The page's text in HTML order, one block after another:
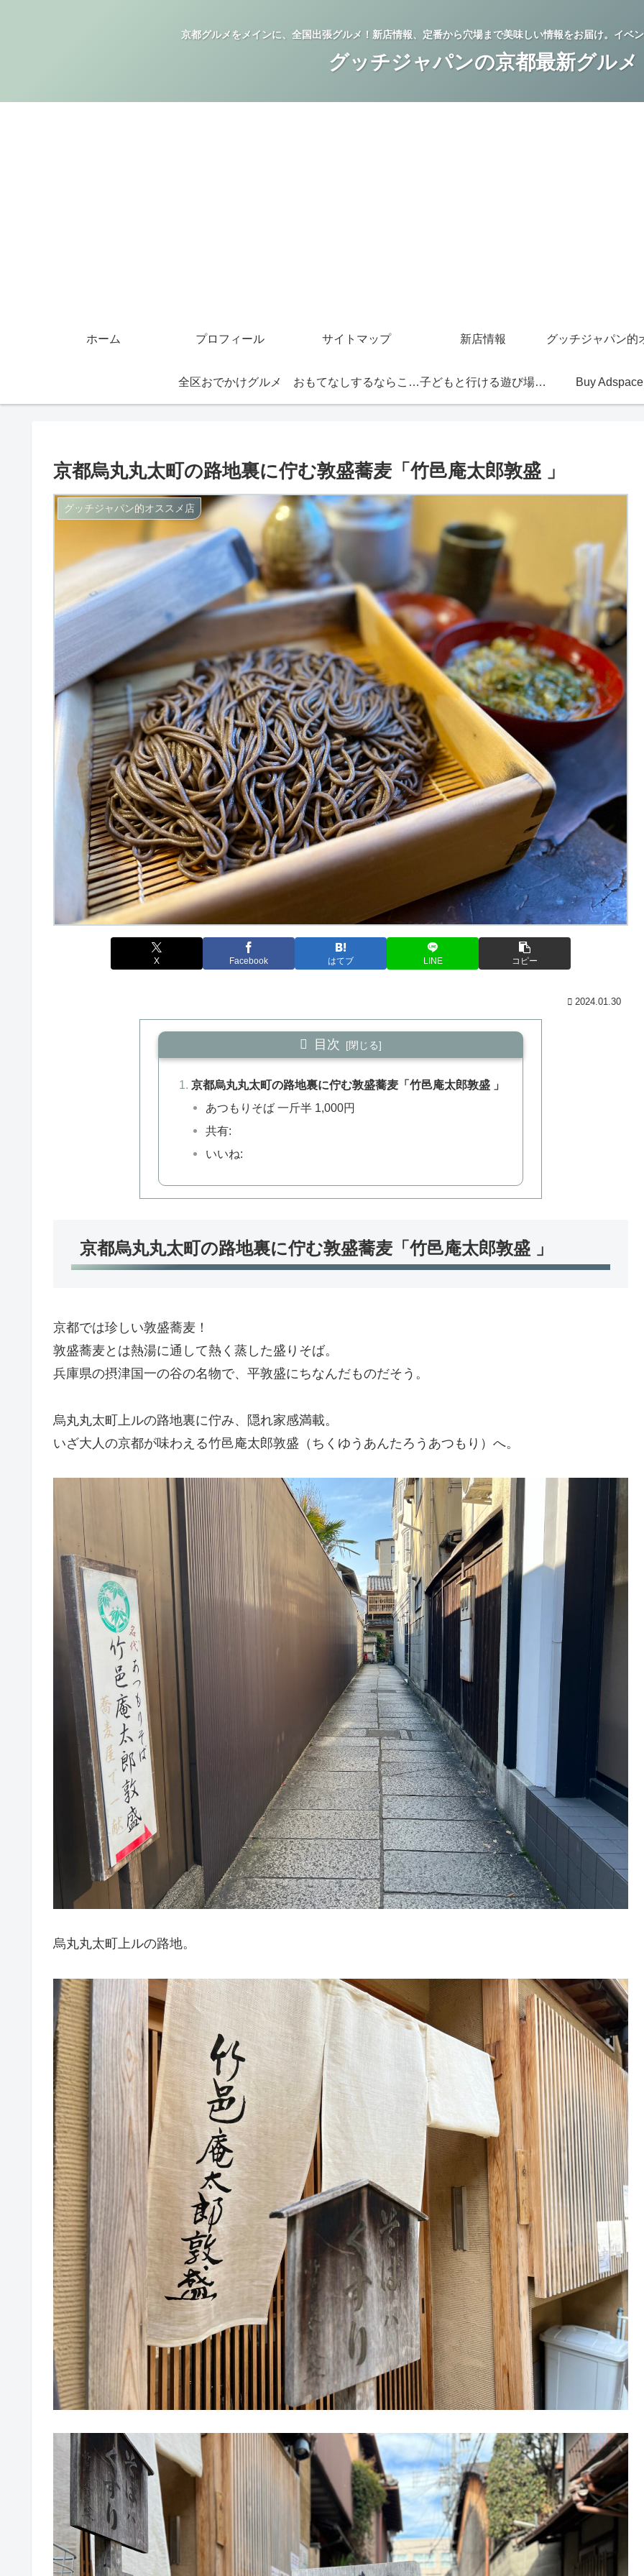
京都グルメをメインに、全国出張グルメ！新店情報、定番から穴場まで美味しい情報をお届け。イベ
グッチジャパンの京都最新グルメ
ホーム プロフィール サイトマップ 新店情報
全区おでかけグルメ おもてなしするならこの店 子どもと行ける遊び場・お店 Buy Adspace
京都烏丸丸太町の路地裏に佇む敦盛蕎麦「竹邑庵太郎敦盛 」
グッチジャパン的オススメ店
X Facebook はてブ LINE コピー
2024.01.30
目次
京都烏丸丸太町の路地裏に佇む敦盛蕎麦「竹邑庵太郎敦盛 」
あつもりそば 一斤半 1,000円
共有:
いいね:
京都烏丸丸太町の路地裏に佇む敦盛蕎麦「竹邑庵太郎敦盛 」
京都では珍しい敦盛蕎麦！
敦盛蕎麦とは熱湯に通して熱く蒸した盛りそば。
兵庫県の摂津国一の谷の名物で、平敦盛にちなんだものだそう。
烏丸丸太町上ルの路地裏に佇み、隠れ家感満載。
いざ大人の京都が味わえる竹邑庵太郎敦盛（ちくゆうあんたろうあつもり）へ。
烏丸丸太町上ルの路地。